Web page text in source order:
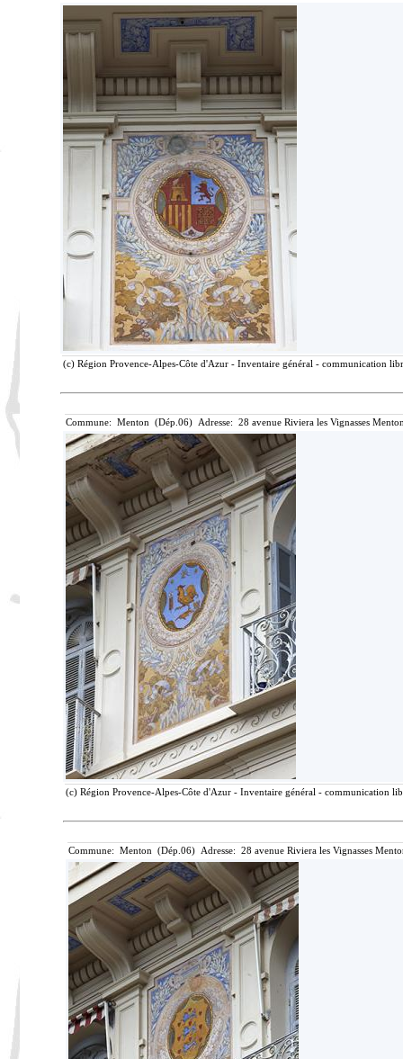
(c) Région Provence-Alpes-Côte d'Azur - Inventaire général - communication
Commune: Menton (Dép.06) Adresse: 28 avenue Riviera les Vignasses
(c) Région Provence-Alpes-Côte d'Azur - Inventaire général - communication
Commune: Menton (Dép.06) Adresse: 28 avenue Riviera les Vignasses